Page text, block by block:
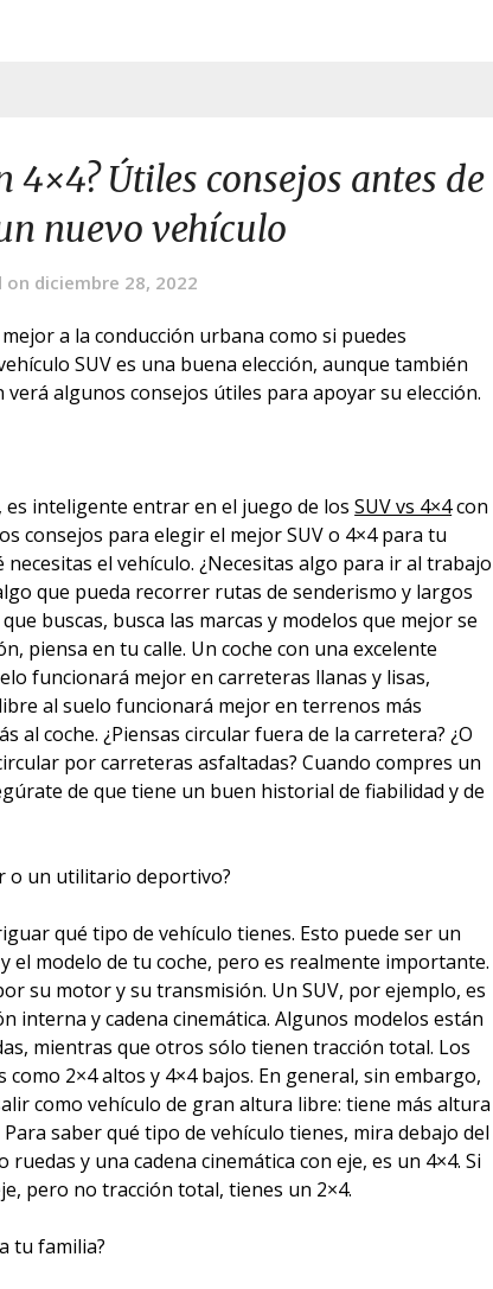
4×4? Útiles consejos antes de
nuevo vehículo
on diciembre 28, 2022
a la conducción urbana como si puedes
SUV es una buena elección, aunque también
algunos consejos útiles para apoyar su elección.
inteligente entrar en el juego de losSUV vs 4×4con
consejos para elegir el mejor SUV o 4×4 para tu
el vehículo. ¿Necesitas algo para ir al trabajo
que pueda recorrer rutas de senderismo y largos
buscas, busca las marcas y modelos que mejor se
piensa en tu calle. Un coche con una excelente
funcionará mejor en carreteras llanas y lisas,
al suelo funcionará mejor en terrenos más
al coche. ¿Piensas circular fuera de la carretera? ¿O
por carreteras asfaltadas? Cuando compres un
de que tiene un buen historial de fiabilidad y de
o un utilitario deportivo?
qué tipo de vehículo tienes. Esto puede ser un
el modelo de tu coche, pero es realmente importante.
su motor y su transmisión. Un SUV, por ejemplo, es
y cadena cinemática. Algunos modelos están
mientras que otros sólo tienen tracción total. Los
2×4 altos y 4×4 bajos. En general, sin embargo,
como vehículo de gran altura libre: tiene más altura
saber qué tipo de vehículo tienes, mira debajo del
y una cadena cinemática con eje, es un 4×4. Si
pero no tracción total, tienes un 2×4.
tu familia?